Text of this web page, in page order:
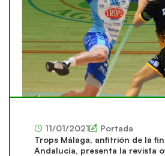
11/01/2021
Portada
Trops Málaga, anfitrión de la
Andalucía, presenta la revista